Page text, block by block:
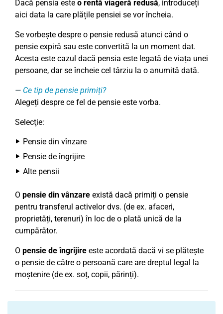
Dacă pensia este o rentă viageră redusă, introduceți
aici data la care plățile pensiei se vor încheia.
Se vorbește despre o pensie redusă atunci când o
pensie expiră sau este convertită la un moment dat.
Acesta este cazul dacă pensia este legată de viața unei
persoane, dar se încheie cel târziu la o anumită dată.
Ce tip de pensie primiți?
Alegeți despre ce fel de pensie este vorba.
Selecţie:
Pensie din vînzare
Pensie de îngrijire
Alte pensii
O pensie din vânzare există dacă primiți o pensie
pentru transferul activelor dvs. (de ex. afaceri,
proprietăți, terenuri) în loc de o plată unică de la
cumpărător.
O pensie de îngrijire este acordată dacă vi se plătește
o pensie de către o persoană care are dreptul legal la
moștenire (de ex. soț, copii, părinți).